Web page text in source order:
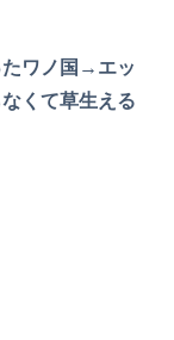
たワノ国→エッ
くて草生える